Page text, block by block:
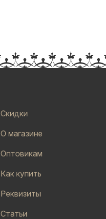
Скидки
О магазине
Оптовикам
Как купить
Реквизиты
Статьи